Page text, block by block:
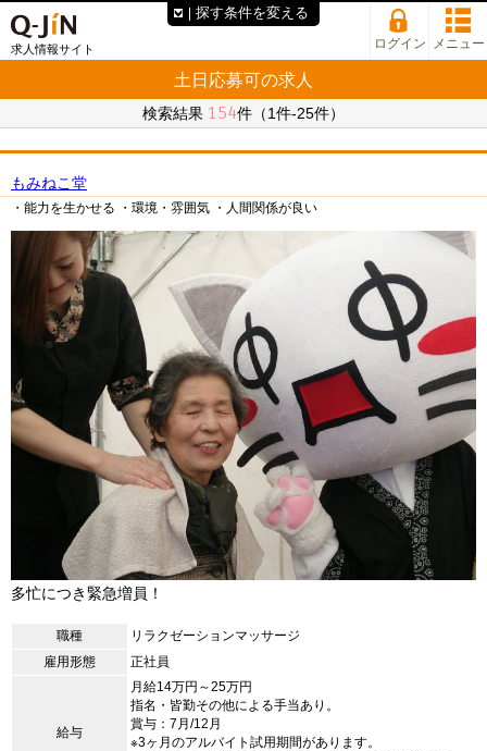
求人情報サイト ログイン メニュー
土日応募可の求人
検索結果 154件（1件-25件）
もみねこ堂
・能力を生かせる ・環境・雰囲気 ・人間関係が良い
多忙につき緊急増員！
職種
リラクゼーションマッサージ
雇用形態
正社員
給与
月給14万円～25万円
指名・皆勤その他による手当あり。
賞与：7月/12月
※3ヶ月のアルバイト試用期間があります。
探す条件を変える